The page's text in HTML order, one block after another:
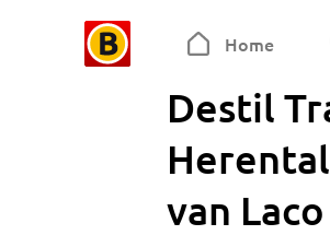
Home
Destil
van